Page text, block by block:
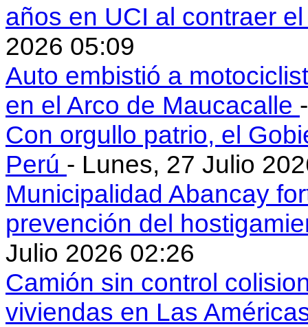
años en UCI al contraer
2026 05:09
Auto embistió a
en el Arco de Maucacalle
Con orgullo patrio, el
Perú - Lunes, 27 Julio
Municipalidad Abancay
prevención del
Julio 2026 02:26
Camión sin control
viviendas en Las